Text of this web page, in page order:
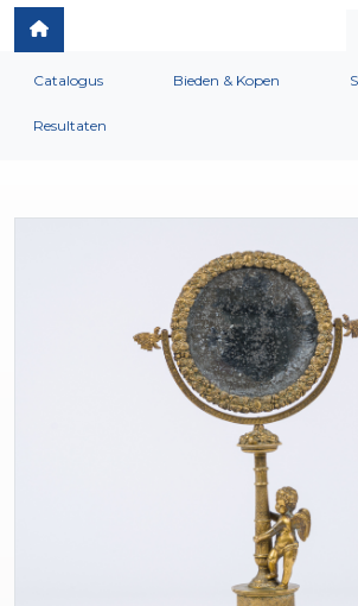
Catalogus Bieden & Kopen
Resultaten